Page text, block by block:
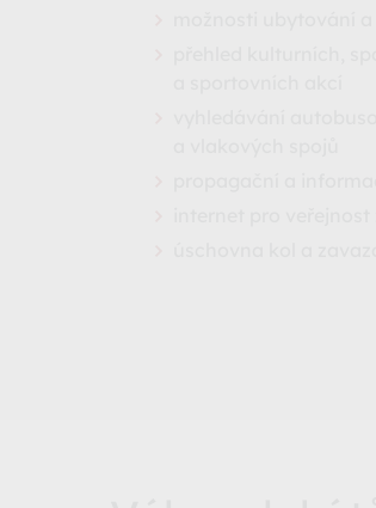
možnosti ubytování
přehled kulturních,
vyhledávání
propagační a
internet pro